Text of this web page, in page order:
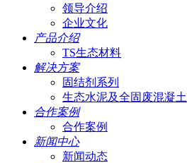
领导介绍
企业文化
产品介绍
TS生态材料
解决方案
固结剂系列
生态水泥及全固废混凝土
合作案例
合作案例
新闻中心
新闻动态